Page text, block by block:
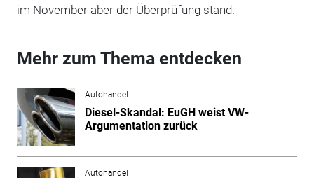
im November aber der Überprüfung stand.
Mehr zum Thema entdecken
Autohandel
Diesel-Skandal: EuGH weist VW-
Argumentation zurück
Autohandel